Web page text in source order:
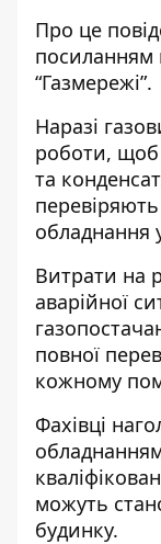
Про це
посиланням
“Газмережі”.
Наразі
роботи, щоб
та
обладнання
Витрати на
аварійної
повної
кожному
Фахівці
можуть
будинку.